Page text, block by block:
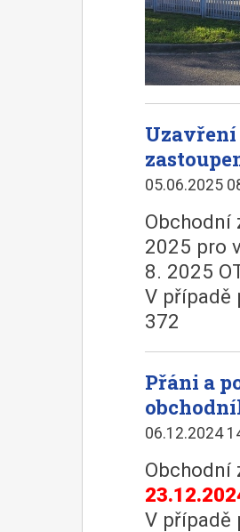
Uzavření
05.06.2025
Obchodní
2025 pro
8. 2025
V případě
372
Přáni a
06.12.2024
Obchodní
V případě